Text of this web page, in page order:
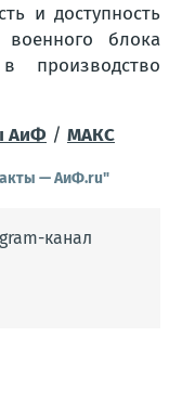
и доступность
блока
производство
АиФ / MAКС
— АиФ.ru"
канал